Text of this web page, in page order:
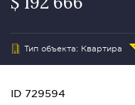
Тип объекта: Квартира
ID 729594